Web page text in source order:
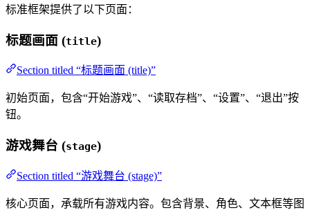
标准框架提供了以下页面：
标题画面 (title)
Section titled “标题画面 (title)”
初始页面，包含“开始游戏”、“读取存档”、“设置”、“退出”按
钮。
游戏舞台 (stage)
Section titled “游戏舞台 (stage)”
核心页面，承载所有游戏内容。包含背景、角色、文本框等图